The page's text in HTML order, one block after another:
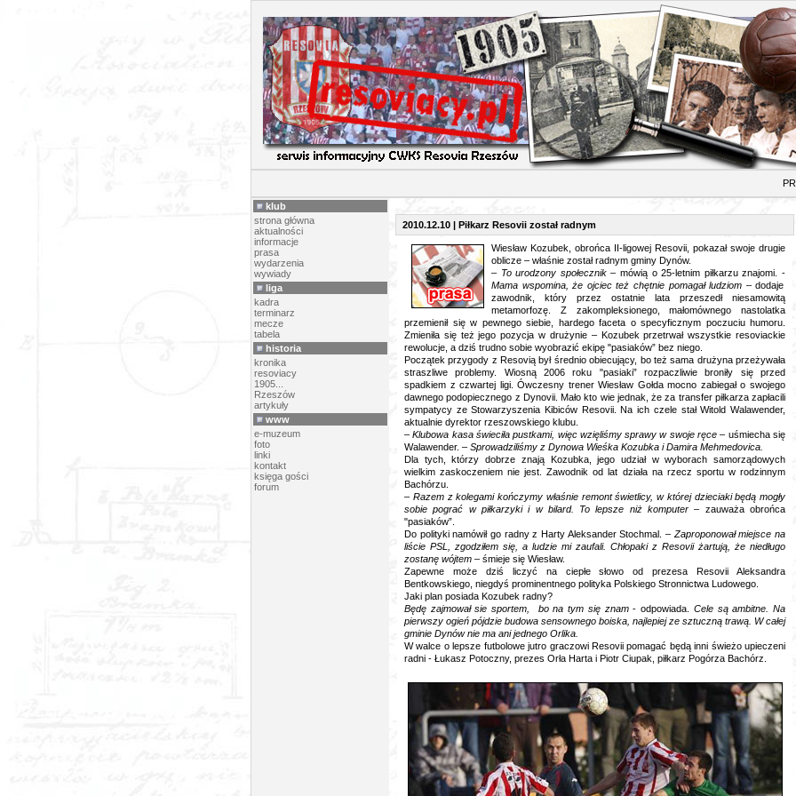
klub
strona główna
aktualności
informacje
prasa
wydarzenia
wywiady
liga
kadra
terminarz
mecze
tabela
historia
kronika
resoviacy
1905...
Rzeszów
artykuły
www
e-muzeum
foto
linki
kontakt
księga gości
forum
2010.12.10 | Piłkarz Resovii został radnym
Wiesław Kozubek, obrońca II-ligowej Resovii, pokazał swoje drugie
oblicze – właśnie został radnym gminy Dynów.
– To urodzony społecznik– mówią o 25-letnim piłkarzu znajomi. -
Mama wspomina, że ojciec też chętnie pomagał ludziom – dodaje
zawodnik, który przez ostatnie lata przeszedł niesamowitą
metamorfozę. Z zakompleksionego, małomównego nastolatka
przemienił się w pewnego siebie, hardego faceta o specyficznym poczuciu humoru.
Zmieniła się też jego pozycja w drużynie – Kozubek przetrwał wszystkie resoviackie
rewolucje, a dziś trudno sobie wyobrazić ekipę "pasiaków” bez niego.
Początek przygody z Resovią był średnio obiecujący, bo też sama drużyna przeżywała
straszliwe problemy. Wiosną 2006 roku "pasiaki” rozpaczliwie broniły się przed
spadkiem z czwartej ligi. Ówczesny trener Wiesław Gołda mocno zabiegał o swojego
dawnego podopiecznego z Dynovii. Mało kto wie jednak, że za transfer piłkarza zapłacili
sympatycy ze Stowarzyszenia Kibiców Resovii. Na ich czele stał Witold Walawender,
aktualnie dyrektor rzeszowskiego klubu.
– Klubowa kasa świeciła pustkami, więc wzięliśmy sprawy w swoje ręce – uśmiecha się
Walawender. – Sprowadziliśmy z Dynowa Wieśka Kozubka i Damira Mehmedovica.
Dla tych, którzy dobrze znają Kozubka, jego udział w wyborach samorządowych
wielkim zaskoczeniem nie jest. Zawodnik od lat działa na rzecz sportu w rodzinnym
Bachórzu.
– Razem z kolegami kończymy właśnie remont świetlicy, w której dzieciaki będą mogły
sobie pograć w piłkarzyki i w bilard. To lepsze niż komputer – zauważa obrońca
"pasiaków”.
Do polityki namówił go radny z Harty Aleksander Stochmal. – Zaproponował miejsce na
liście PSL, zgodziłem się, a ludzie mi zaufali. Chłopaki z Resovii żartują, że niedługo
zostanę wójtem – śmieje się Wiesław.
Zapewne może dziś liczyć na ciepłe słowo od prezesa Resovii Aleksandra
Bentkowskiego, niegdyś prominentnego polityka Polskiego Stronnictwa Ludowego.
Jaki plan posiada Kozubek radny?
Będę zajmował sie sportem, bo na tym się znam- odpowiada. Cele są ambitne. Na
pierwszy ogień pójdzie budowa sensownego boiska, najlepiej ze sztuczną trawą. W całej
gminie Dynów nie ma ani jednego Orlika.
W walce o lepsze futbolowe jutro graczowi Resovii pomagać będą inni świeżo upieczeni
radni - Łukasz Potoczny, prezes Orła Harta i Piotr Ciupak, piłkarz Pogórza Bachórz.